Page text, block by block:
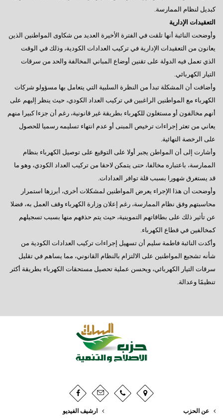
كبديل لنظام الممارسة.
التعقيدات الإدارية
وأوضحت النائبة أنها تلقت في الفترة الأخيرة العديد من شكاوى المواطنين الذين
يعانون من التعقيدات الإدارية في تركيب العدادات الكودية، وذلك في الوقت
الذي تعمل فيه الدولة على تقنين أوضاع المباني المخالفة والحد من سرقات
التيار الكهربائي.
وأضافت أن المشكلة تبدأ من النظرة السلبية التي يتعامل بها مسؤولو شركات
الكهرباء مع المواطنين الراغبين في تركيب العداد الكودي، حيث ينظر إليهم على
أنهم مخالفون أو مستغلون للكهرباء بطريقة غير قانونية، رغم أن جزءا كبيرا منهم
يعاني من تعثر إجراءات ترخيص المبنى أو عدم انتهاء تسليمه رسميا للحصول
على الرخصة النهائية.
وأشارت إلى أن المواطن يجبر أولا على التوقيع على توصيل الكهرباء بنظام
الممارسة، باعتباره مخالفا، حتى يتمكن لاحقا من تركيب العداد الكودي، وهو ما
قد يستغرق شهورا بسبب قلة توافر العدادات.
وأوضحت أن هذا الإجراء يعرض المواطنين لمشكلات أخرى، أبرزها استمرار
محاسبتهم وفق نظام الممارسة، رغم إعلان وزارة الكهرباء وقف العمل به، فضلا
عن تأثير ذلك على بطاقاتهم التموينية، حيث يتم حذفهم منها بسبب تسجيلهم
كمخالفين في قطاع الكهرباء.
وأكدت النائبة فاطمة سليم أن تسهيل إجراءات تركيب العدادات الكودية من
شأنه تشجيع المواطنين على الالتزام بالنظام القانوني، مما يساهم في تقليل
سرقات التيار الكهربائي، ويحسن عملية تحصيل مستحقات الكهرباء بطريقة أكثر
تنظيمًا وعدالة.
عن الحزب ارشيف الفيديو